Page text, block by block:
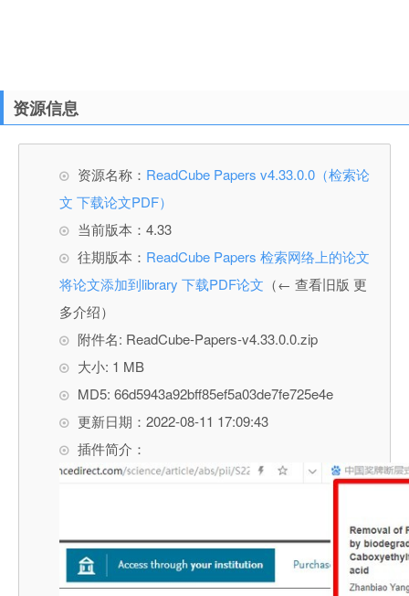
资源信息
资源名称： ReadCube Papers v4.33.0.0（检索论
文 下载论文PDF）
当前版本：4.33
往期版本： ReadCube Papers 检索网络上的论文
将论文添加到library 下载PDF论文 （← 查看旧版 更
多介绍）
附件名: ReadCube-Papers-v4.33.0.0.zip
大小: 1 MB
MD5: 66d5943a92bff85ef5a03de7fe725e4e
更新日期：2022-08-11 17:09:43
插件简介：